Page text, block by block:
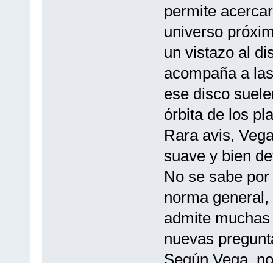
permite
universo
un vistazo al
acompaña a
ese disco
órbita de los
Rara avis,
suave y bien
No se sabe
norma
admite
nuevas
Según Vega,